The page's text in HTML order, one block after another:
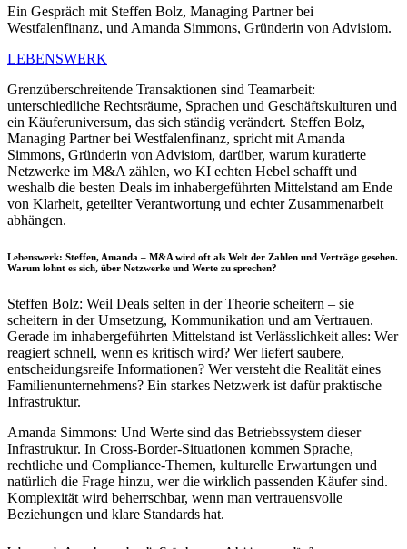
Ein Gespräch mit Steffen Bolz, Managing Partner bei
Westfalenfinanz, und Amanda Simmons, Gründerin von Advisiom.
LEBENSWERK
Grenzüberschreitende Transaktionen sind Teamarbeit:
unterschiedliche Rechtsräume, Sprachen und Geschäftskulturen und
ein Käuferuniversum, das sich ständig verändert. Steffen Bolz,
Managing Partner bei Westfalenfinanz, spricht mit Amanda
Simmons, Gründerin von Advisiom, darüber, warum kuratierte
Netzwerke im M&A zählen, wo KI echten Hebel schafft und
weshalb die besten Deals im inhabergeführten Mittelstand am Ende
von Klarheit, geteilter Verantwortung und echter Zusammenarbeit
abhängen.
Lebenswerk: Steffen, Amanda – M&A wird oft als Welt der Zahlen und Verträge gesehen.
Warum lohnt es sich, über Netzwerke und Werte zu sprechen?
Steffen Bolz: Weil Deals selten in der Theorie scheitern – sie
scheitern in der Umsetzung, Kommunikation und am Vertrauen.
Gerade im inhabergeführten Mittelstand ist Verlässlichkeit alles: Wer
reagiert schnell, wenn es kritisch wird? Wer liefert saubere,
entscheidungsreife Informationen? Wer versteht die Realität eines
Familienunternehmens? Ein starkes Netzwerk ist dafür praktische
Infrastruktur.
Amanda Simmons: Und Werte sind das Betriebssystem dieser
Infrastruktur. In Cross-Border-Situationen kommen Sprache,
rechtliche und Compliance-Themen, kulturelle Erwartungen und
natürlich die Frage hinzu, wer die wirklich passenden Käufer sind.
Komplexität wird beherrschbar, wenn man vertrauensvolle
Beziehungen und klare Standards hat.